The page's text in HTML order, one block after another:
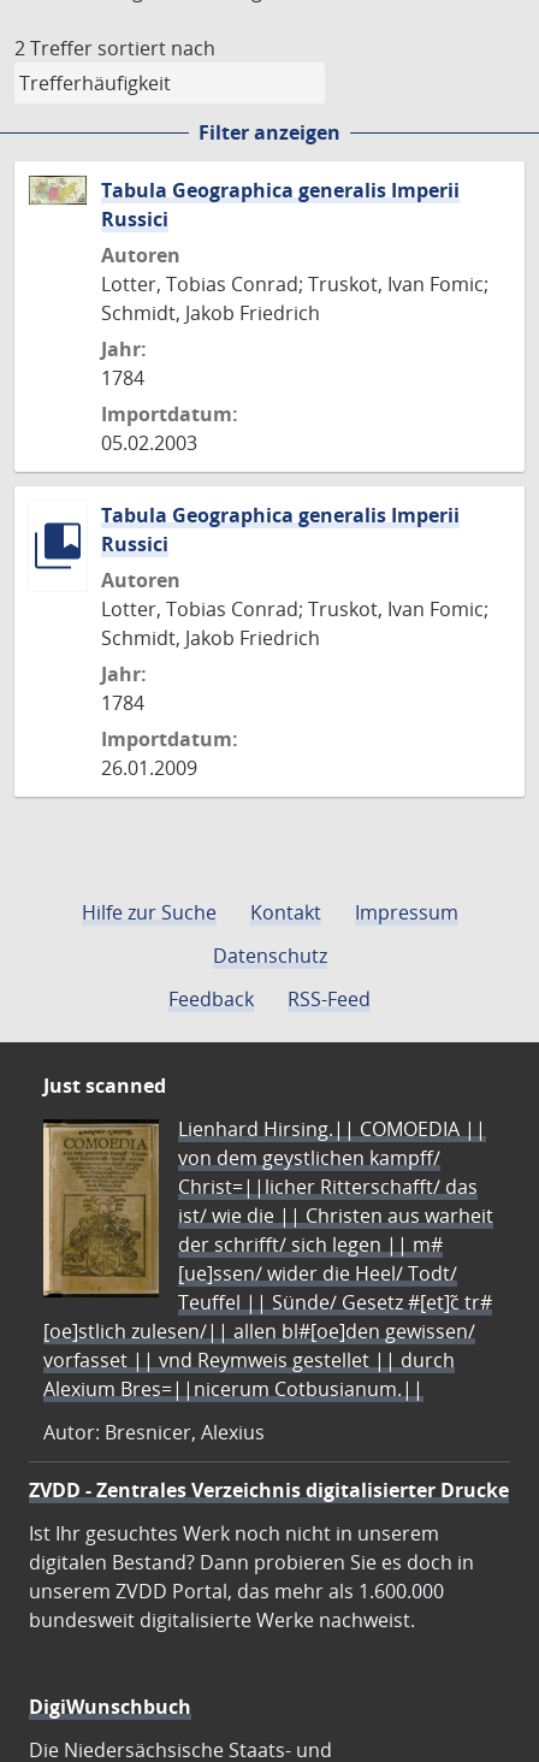
2 Treffer sortiert nach
Filter anzeigen
Tabula Geographica generalis Imperii
Russici
Autoren
Lotter, Tobias Conrad; Truskot, Ivan Fomic;
Schmidt, Jakob Friedrich
Jahr:
1784
Importdatum:
05.02.2003
Tabula Geographica generalis Imperii
Russici
Autoren
Lotter, Tobias Conrad; Truskot, Ivan Fomic;
Schmidt, Jakob Friedrich
Jahr:
1784
Importdatum:
26.01.2009
Hilfe zur Suche Kontakt
Impressum
Datenschutz
Feedback
RSS-Feed
Just scanned
Lienhard Hirsing.|| COMOEDIA ||
von dem geystlichen kampff/
Christ=||licher Ritterschafft/ das
ist/ wie die || Christen aus warheit
der schrifft/ sich legen || m#
[ue]ssen/ wider die Heel/ Todt/
Teuffel || Sünde/ Gesetz #[et]c̃ tr#
[oe]stlich zulesen/|| allen bl#[oe]den gewissen/
vorfasset || vnd Reymweis gestellet || durch
Alexium Bres=||nicerum Cotbusianum.||
Autor: Bresnicer, Alexius
ZVDD - Zentrales Verzeichnis digitalisierter Drucke
Ist Ihr gesuchtes Werk noch nicht in unserem
digitalen Bestand? Dann probieren Sie es doch in
unserem ZVDD Portal, das mehr als 1.600.000
bundesweit digitalisierte Werke nachweist.
DigiWunschbuch
Die Niedersächsische Staats- und